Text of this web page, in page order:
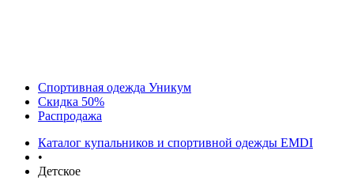
Спортивная одежда Уникум
Скидка 50%
Распродажа
Каталог купальников и спортивной одежды EMDI
•
Детское